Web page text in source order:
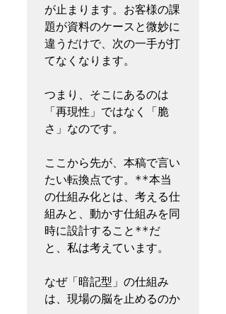
が止まります。お客様の課
題が資料のケースと微妙に
違うだけで、次の一手が打
てなくなります。
つまり、そこにあるのは
「再現性」ではなく「脆
さ」なのです。
ここから先が、本稿で言い
たい転換点です。**本当
の仕組み化とは、考える仕
組みと、動かす仕組みを同
時に設計すること**だ
と、私は考えています。
なぜ「暗記型」の仕組み
は、現場の脳を止めるのか